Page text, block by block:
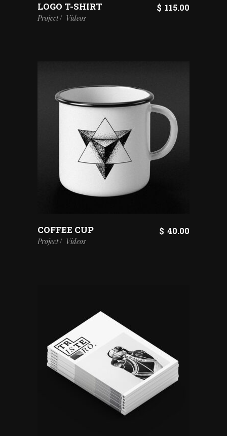
LOGO T-SHIRT $ 115.00
Project Videos
COFFEE CUP $ 40.00
Project Videos